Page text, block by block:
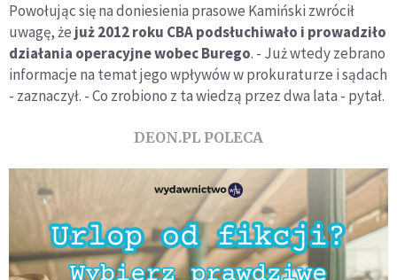
Powołując się na doniesienia prasowe Kamiński zwrócił
uwagę, że już 2012 roku CBA podsłuchiwało i prowadziło
działania operacyjne wobec Burego. - Już wtedy zebrano
informacje na temat jego wpływów w prokuraturze i sądach
- zaznaczył. - Co zrobiono z ta wiedzą przez dwa lata - pytał.
DEON.PL POLECA